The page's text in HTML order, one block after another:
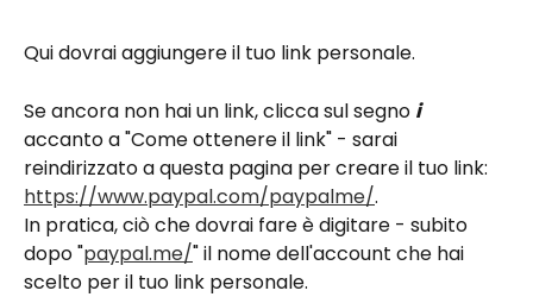
Qui dovrai aggiungere il tuo link personale.
Se ancora non hai un link, clicca sul segno i
accanto a "Come ottenere il link" - sarai
reindirizzato a questa pagina per creare il tuo link:
https://www.paypal.com/paypalme/.
In pratica, ciò che dovrai fare è digitare - subito
dopo "paypal.me/" il nome dell'account che hai
scelto per il tuo link personale.